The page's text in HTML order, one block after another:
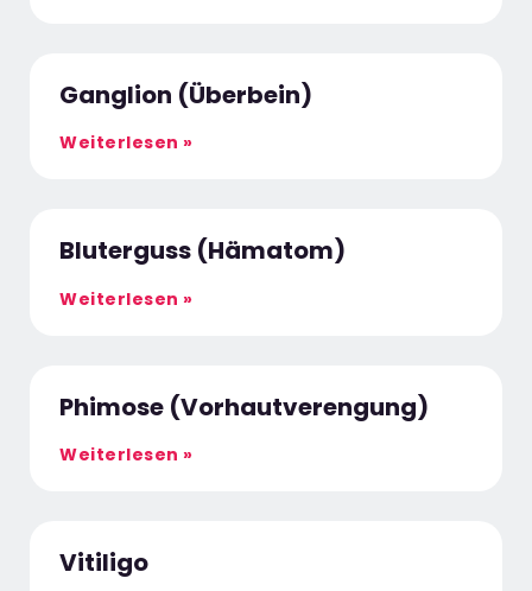
Ganglion (Überbein)
Weiterlesen »
Bluterguss (Hämatom)
Weiterlesen »
Phimose (Vorhautverengung)
Weiterlesen »
Vitiligo